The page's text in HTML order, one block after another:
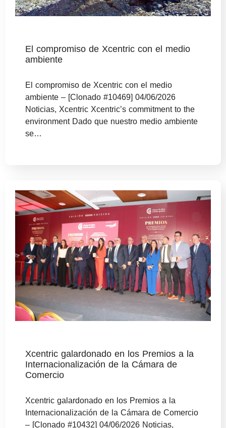
El compromiso de Xcentric con el medio
ambiente
El compromiso de Xcentric con el medio
ambiente – [Clonado #10469] 04/06/2026
Noticias, Xcentric Xcentric’s commitment to the
environment Dado que nuestro medio ambiente
se…
Xcentric galardonado en los Premios a la
Internacionalización de la Cámara de
Comercio
Xcentric galardonado en los Premios a la
Internacionalización de la Cámara de Comercio
– [Clonado #10432] 04/06/2026 Noticias,